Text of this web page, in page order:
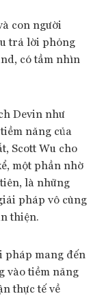
con người
trả lời phỏng
có tầm nhìn
Devin như
năng của
Scott Wu cho
một phần nhờ
là những
pháp vô cùng
thiện.
pháp mang đến
vào tiềm năng
thực tế về